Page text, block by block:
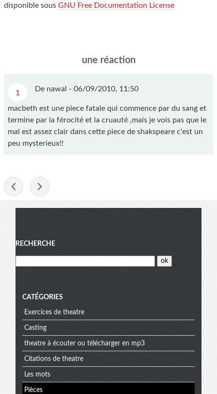
disponible sous GNU Free Documentation License
une réaction
1 De nawal - 06/09/2010, 11:50
macbeth est une piece fatale qui commence par du sang et
termine par la férocité et la cruauté ,mais je vois pas que le
mal est assez clair dans cette piece de shakspeare c'est un
peu mysterieux!!
Menu
RECHERCHE
CATÉGORIES
Exercices de theatre
Casting
theatre à écouter ou télécharger en mp3
Citations de theatre
Les mots
Pièces